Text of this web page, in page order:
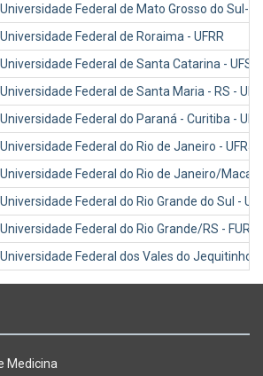
Universidade Federal de Mato Grosso do Sul-
Universidade Federal de Roraima - UFRR
Universidade Federal de Santa Catarina - UFSC
Universidade Federal de Santa Maria - RS -
Universidade Federal do Paraná - Curitiba -
Universidade Federal do Rio de Janeiro - UFRJ
Universidade Federal do Rio de Janeiro/Macaé
Universidade Federal do Rio Grande do Sul -
Universidade Federal do Rio Grande/RS - FURG
Universidade Federal dos Vales do
Medicina